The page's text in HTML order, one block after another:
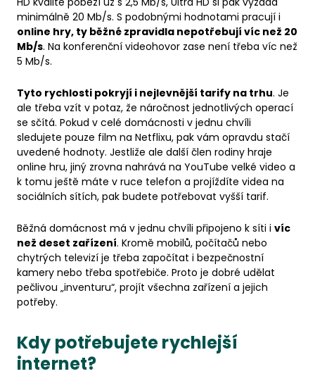
minimálně 20 Mb/s. S podobnými hodnotami pracují i
online hry, ty běžné zpravidla nepotřebují víc než 20
Mb/s. Na konferenční videohovor zase není třeba víc než
5 Mb/s.
Tyto rychlosti pokryjí i nejlevnější tarify na trhu. Je
ale třeba vzít v potaz, že náročnost jednotlivých operací
se sčítá. Pokud v celé domácnosti v jednu chvíli
sledujete pouze film na Netflixu, pak vám opravdu stačí
uvedené hodnoty. Jestliže ale další člen rodiny hraje
online hru, jiný zrovna nahrává na YouTube velké video a
k tomu ještě máte v ruce telefon a projíždíte videa na
sociálních sítích, pak budete potřebovat vyšší tarif.
Běžná domácnost má v jednu chvíli připojeno k síti i víc
než deset zařízení. Kromě mobilů, počítačů nebo
chytrých televizí je třeba započítat i bezpečnostní
kamery nebo třeba spotřebiče. Proto je dobré udělat
pečlivou „inventuru“, projít všechna zařízení a jejich
potřeby.
Kdy potřebujete rychlejší
internet?